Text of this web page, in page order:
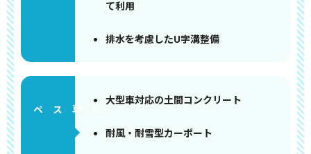
て利用
排水を考慮したU字溝整備
大型車対応の土間コンクリート
耐風・耐雪型カーポート